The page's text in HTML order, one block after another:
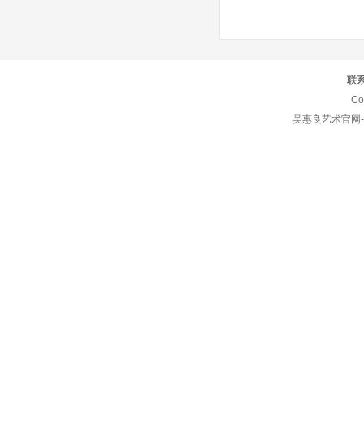
联
吴惠良艺术官网